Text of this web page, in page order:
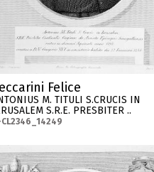
Felice
M. TITULI S.CRUCIS IN
S.R.E. PRESBITER ..